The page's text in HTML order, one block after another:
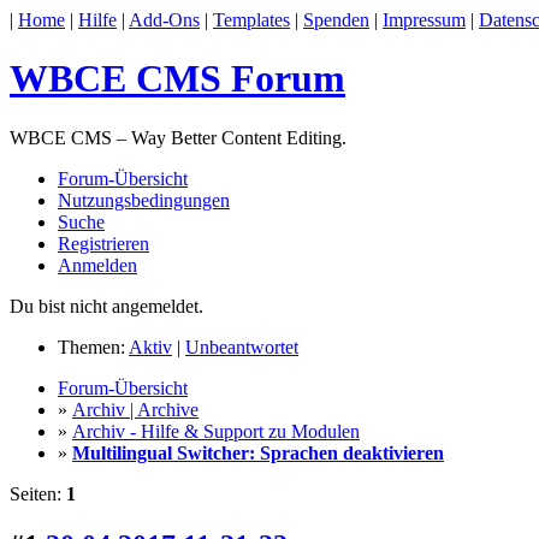
| Home | Hilfe | Add-Ons | Templates | Spenden | Impressum |
WBCE CMS Forum
WBCE CMS – Way Better Content Editing.
Forum-Übersicht
Nutzungsbedingungen
Suche
Registrieren
Anmelden
Du bist nicht angemeldet.
Themen: Aktiv | Unbeantwortet
Forum-Übersicht
» Archiv | Archive
» Archiv - Hilfe & Support zu Modulen
» Multilingual Switcher: Sprachen deaktivieren
Seiten: 1